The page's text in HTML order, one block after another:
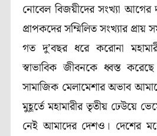
নোবেল বিজয়ীদের সংখ্যা আগের
প্রাপকদের সম্মিলিত সংখ্যার প্রায়
গত দু’বছর ধরে করোনা
স্বাভাবিক জীবনকে ধ্বস্ত
সামাজিক মেলামেশার অভাব
মুহূর্তে মহামারীর তৃতীয় ঢেউয়ে
নেই আমাদের দেশও। দেশের